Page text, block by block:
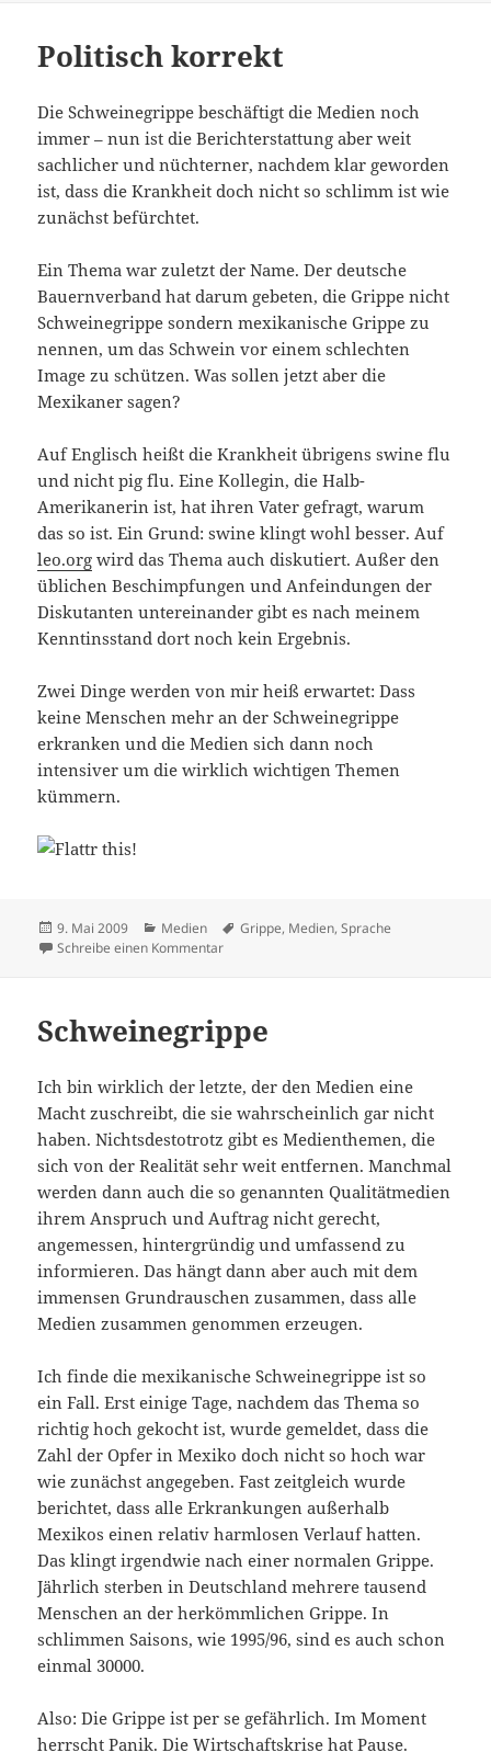
Politisch korrekt
Die Schweinegrippe beschäftigt die Medien noch
immer – nun ist die Berichterstattung aber weit
sachlicher und nüchterner, nachdem klar geworden
ist, dass die Krankheit doch nicht so schlimm ist wie
zunächst befürchtet.
Ein Thema war zuletzt der Name. Der deutsche
Bauernverband hat darum gebeten, die Grippe nicht
Schweinegrippe sondern mexikanische Grippe zu
nennen, um das Schwein vor einem schlechten
Image zu schützen. Was sollen jetzt aber die
Mexikaner sagen?
Auf Englisch heißt die Krankheit übrigens swine flu
und nicht pig flu. Eine Kollegin, die Halb-
Amerikanerin ist, hat ihren Vater gefragt, warum
das so ist. Ein Grund: swine klingt wohl besser. Auf
leo.org wird das Thema auch diskutiert. Außer den
üblichen Beschimpfungen und Anfeindungen der
Diskutanten untereinander gibt es nach meinem
Kenntinsstand dort noch kein Ergebnis.
Zwei Dinge werden von mir heiß erwartet: Dass
keine Menschen mehr an der Schweinegrippe
erkranken und die Medien sich dann noch
intensiver um die wirklich wichtigen Themen
kümmern.
Veröffentlicht
am
9. Mai 2009 Kategorien
Medien Schlagwörter
Grippe, Medien,Sprache
Schreibe einen Kommentarzu Politisch korrekt
Schweinegrippe
Ich bin wirklich der letzte, der den Medien eine
Macht zuschreibt, die sie wahrscheinlich gar nicht
haben. Nichtsdestotrotz gibt es Medienthemen, die
sich von der Realität sehr weit entfernen. Manchmal
werden dann auch die so genannten Qualitätmedien
ihrem Anspruch und Auftrag nicht gerecht,
angemessen, hintergründig und umfassend zu
informieren. Das hängt dann aber auch mit dem
immensen Grundrauschen zusammen, dass alle
Medien zusammen genommen erzeugen.
Ich finde die mexikanische Schweinegrippe ist so
ein Fall. Erst einige Tage, nachdem das Thema so
richtig hoch gekocht ist, wurde gemeldet, dass die
Zahl der Opfer in Mexiko doch nicht so hoch war
wie zunächst angegeben. Fast zeitgleich wurde
berichtet, dass alle Erkrankungen außerhalb
Mexikos einen relativ harmlosen Verlauf hatten.
Das klingt irgendwie nach einer normalen Grippe.
Jährlich sterben in Deutschland mehrere tausend
Menschen an der herkömmlichen Grippe. In
schlimmen Saisons, wie 1995/96, sind es auch schon
einmal 30000.
Also: Die Grippe ist per se gefährlich. Im Moment
herrscht Panik. Die Wirtschaftskrise hat Pause.